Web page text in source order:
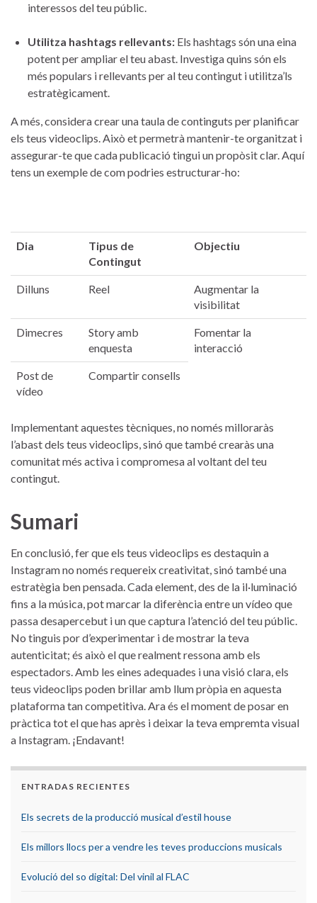
interessos del teu ‍públic.
Utilitza hashtags‌ rellevants: Els hashtags són una eina
potent ​per ampliar el teu abast. Investiga​ quins‍ són ‍els
més⁢ populars i⁢ rellevants per al teu‍ contingut i utilitza’ls
estratègicament.
A més, ‍considera ‌crear una taula de continguts per planificar
els teus videoclips. Això et permetrà mantenir-te organitzat i
assegurar-te ⁢que cada publicació tingui un propòsit⁣ clar. Aquí‌
tens un ‌exemple de com ⁤podries estructurar-ho:
Dia
Tipus de
Contingut
Objectiu
Dilluns Reel
Augmentar la
visibilitat
Dimecres
Story amb‍
enquesta
Fomentar la
interacció
Post de⁢
vídeo
Compartir consells
Implementant⁣ aquestes tècniques, ⁤no només milloraràs
l’abast dels teus ⁢videoclips, ⁢sinó que també crearàs una
comunitat més activa i compromesa al ​voltant del teu
contingut.
Sumari
En conclusió, fer que‍ els teus videoclips⁢ es destaquin a
Instagram no només requereix creativitat, sinó ⁤també una
estratègia ben pensada. ⁢Cada element,⁤ des de ⁣la il·luminació
fins a la música, pot marcar ⁤la‍ diferència ​entre‌ un vídeo que
passa desapercebut i un que‍ captura⁢ l’atenció del teu públic.
⁢No ‍tinguis por d’experimentar‍ i de mostrar la teva
autenticitat; és​ això ‍el⁤ que realment ressona amb els
espectadors. Amb les eines adequades i una visió clara, els
teus videoclips poden brillar amb llum pròpia en‍ aquesta
plataforma tan competitiva. Ara és⁤ el moment ⁢de posar en
pràctica⁣ tot el que has après i deixar la teva empremta ⁣visual
a Instagram. ¡Endavant!
ENTRADAS RECIENTES
Els secrets de la producció musical d’estil house
Els millors llocs per a vendre les teves produccions musicals
Evolució del so digital: Del vinil al FLAC